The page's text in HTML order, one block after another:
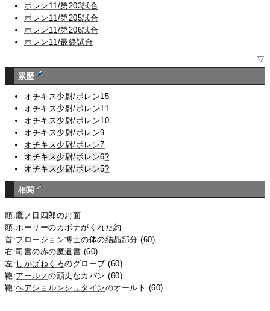
ポレン11/第203試合
ポレン11/第205試合
ポレン11/第206試合
ポレン11/最終試合
▽
累歴
オチキス少尉/ポレン15
オチキス少尉/ポレン11
オチキス少尉/ポレン10
オチキス少尉/ポレン9
オチキス少尉/ポレン7
オチキス少尉/ポレン6?
オチキス少尉/ポレン5?
相関
頭:鷹ノ目四郎のお面
頭:ホーリーのカボナがくれた約
首:プロージョン博士の体の結晶部分 (60)
右:司書の赤の魔道書 (60)
左: しかばねくろのグローブ (60)
鞄:アールノの頑丈なカバン (60)
鞄:ヘアショルンシュタインのオールト (60)